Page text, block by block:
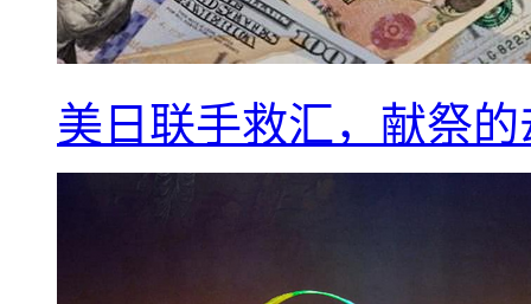
美日联手救汇，献祭